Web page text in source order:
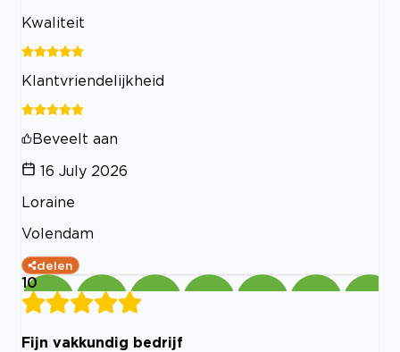
Kwaliteit
Klantvriendelijkheid
Beveelt aan
16 July 2026
Loraine
Volendam
delen
10
Fijn vakkundig bedrijf